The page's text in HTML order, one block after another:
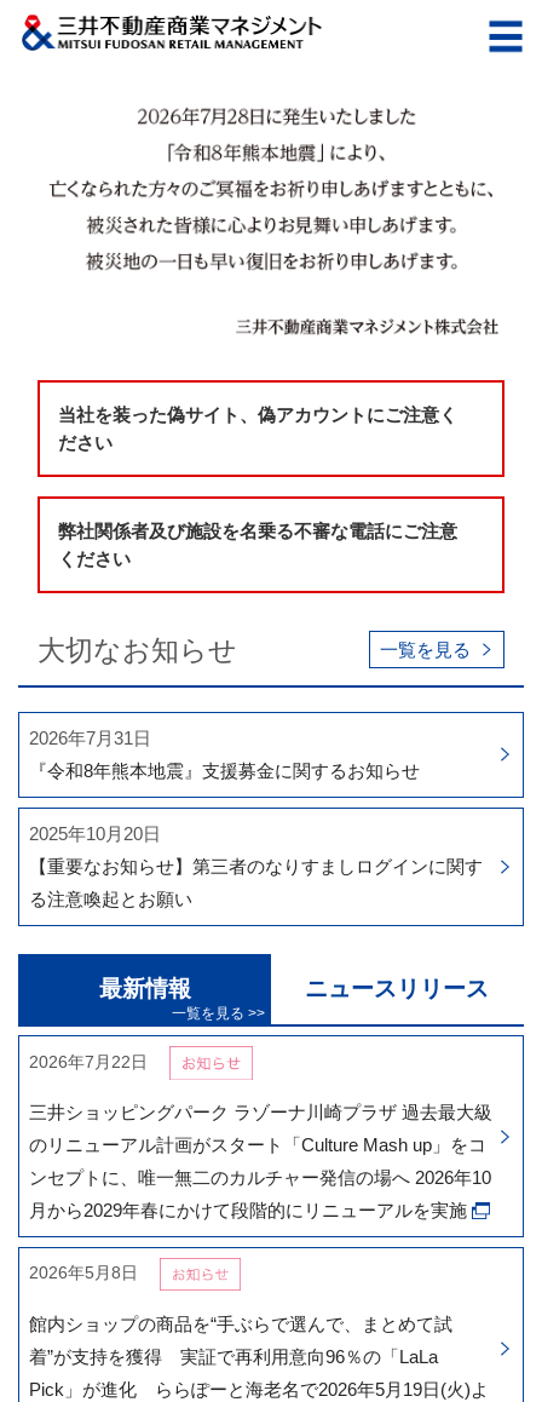
当社を装った偽サイト、偽アカウントにご注意く
ださい
弊社関係者及び施設を名乗る不審な電話にご注意
ください
大切なお知らせ 一覧を見る
2026年7月31日
『令和8年熊本地震』支援募金に関するお知らせ
2025年10月20日
【重要なお知らせ】第三者のなりすましログインに関す
る注意喚起とお願い
最新情報 ニュースリリース
2026年7月22日
三井ショッピングパーク ラゾーナ川崎プラザ 過去最大級
のリニューアル計画がスタート「Culture Mash up」をコ
ンセプトに、唯一無二のカルチャー発信の場へ 2026年10
月から2029年春にかけて段階的にリニューアルを実施
2026年5月8日
館内ショップの商品を“手ぶらで選んで、まとめて試
着”が支持を獲得 実証で再利用意向96％の「LaLa
Pick」が進化 ららぽーと海老名で2026年5月19日(火)よ